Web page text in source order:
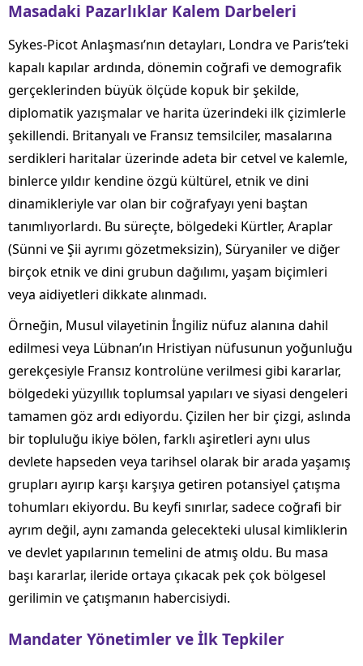
Masadaki Pazarlıklar Kalem Darbeleri
Sykes-Picot Anlaşması’nın detayları, Londra ve Paris’teki
kapalı kapılar ardında, dönemin coğrafi ve demografik
gerçeklerinden büyük ölçüde kopuk bir şekilde,
diplomatik yazışmalar ve harita üzerindeki ilk çizimlerle
şekillendi. Britanyalı ve Fransız temsilciler, masalarına
serdikleri haritalar üzerinde adeta bir cetvel ve kalemle,
binlerce yıldır kendine özgü kültürel, etnik ve dini
dinamikleriyle var olan bir coğrafyayı yeni baştan
tanımlıyorlardı. Bu süreçte, bölgedeki Kürtler, Araplar
(Sünni ve Şii ayrımı gözetmeksizin), Süryaniler ve diğer
birçok etnik ve dini grubun dağılımı, yaşam biçimleri
veya aidiyetleri dikkate alınmadı.
Örneğin, Musul vilayetinin İngiliz nüfuz alanına dahil
edilmesi veya Lübnan’ın Hristiyan nüfusunun yoğunluğu
gerekçesiyle Fransız kontrolüne verilmesi gibi kararlar,
bölgedeki yüzyıllık toplumsal yapıları ve siyasi dengeleri
tamamen göz ardı ediyordu. Çizilen her bir çizgi, aslında
bir topluluğu ikiye bölen, farklı aşiretleri aynı ulus
devlete hapseden veya tarihsel olarak bir arada yaşamış
grupları ayırıp karşı karşıya getiren potansiyel çatışma
tohumları ekiyordu. Bu keyfi sınırlar, sadece coğrafi bir
ayrım değil, aynı zamanda gelecekteki ulusal kimliklerin
ve devlet yapılarının temelini de atmış oldu. Bu masa
başı kararlar, ileride ortaya çıkacak pek çok bölgesel
gerilimin ve çatışmanın habercisiydi.
Mandater Yönetimler ve İlk Tepkiler